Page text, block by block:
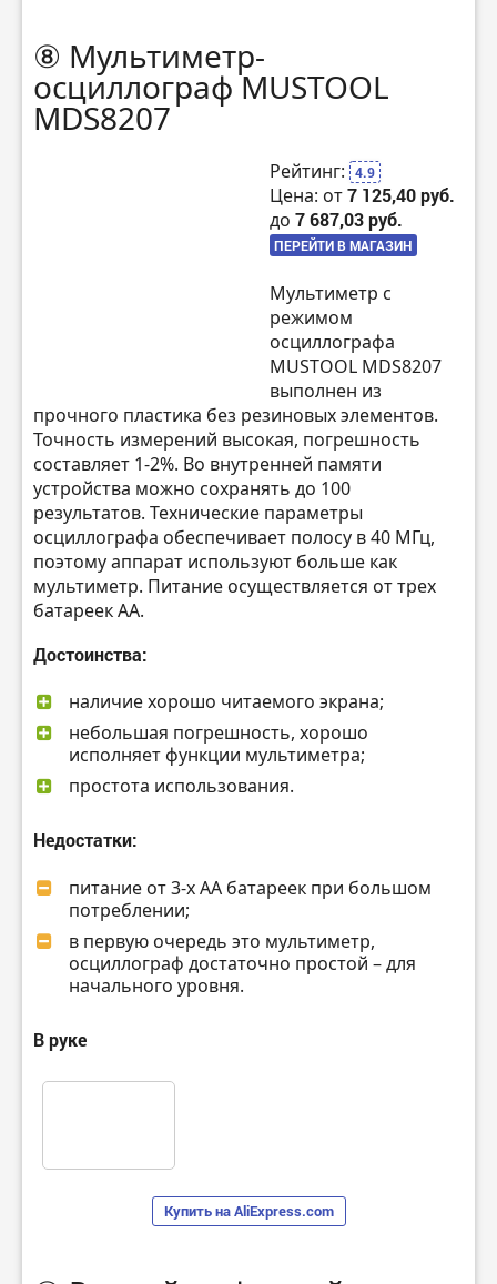
⑧ Мультиметр-
осциллограф MUSTOOL
MDS8207
Рейтинг: 4.9
Цена: от7 125,40 руб.
до 7 687,03 руб.
ПЕРЕЙТИ В МАГАЗИН
Мультиметр с
режимом
осциллографа
MUSTOOL MDS8207
выполнен из
прочного пластика без резиновых элементов.
Точность измерений высокая, погрешность
составляет 1-2%. Во внутренней памяти
устройства можно сохранять до 100
результатов. Технические параметры
осциллографа обеспечивает полосу в 40 МГц,
поэтому аппарат используют больше как
мультиметр. Питание осуществляется от трех
батареек АА.
Достоинства:
наличие хорошо читаемого экрана;
небольшая погрешность, хорошо
исполняет функции мультиметра;
простота использования.
Недостатки:
питание от 3-х АА батареек при большом
потреблении;
в первую очередь это мультиметр,
осциллограф достаточно простой – для
начального уровня.
В руке
Купить на AliExpress.com